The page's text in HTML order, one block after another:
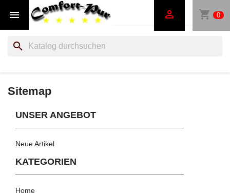
 shopping_cart 0

search
Sitemap
UNSER ANGEBOT
Neue Artikel
KATEGORIEN
Home